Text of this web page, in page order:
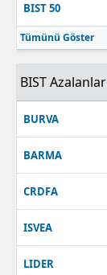
BIST 50
Tümünü Göster
BIST Azalanlar
BURVA
BARMA
CRDFA
ISVEA
LIDER